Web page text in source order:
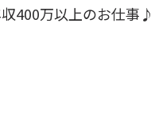
400万以上のお仕事♪